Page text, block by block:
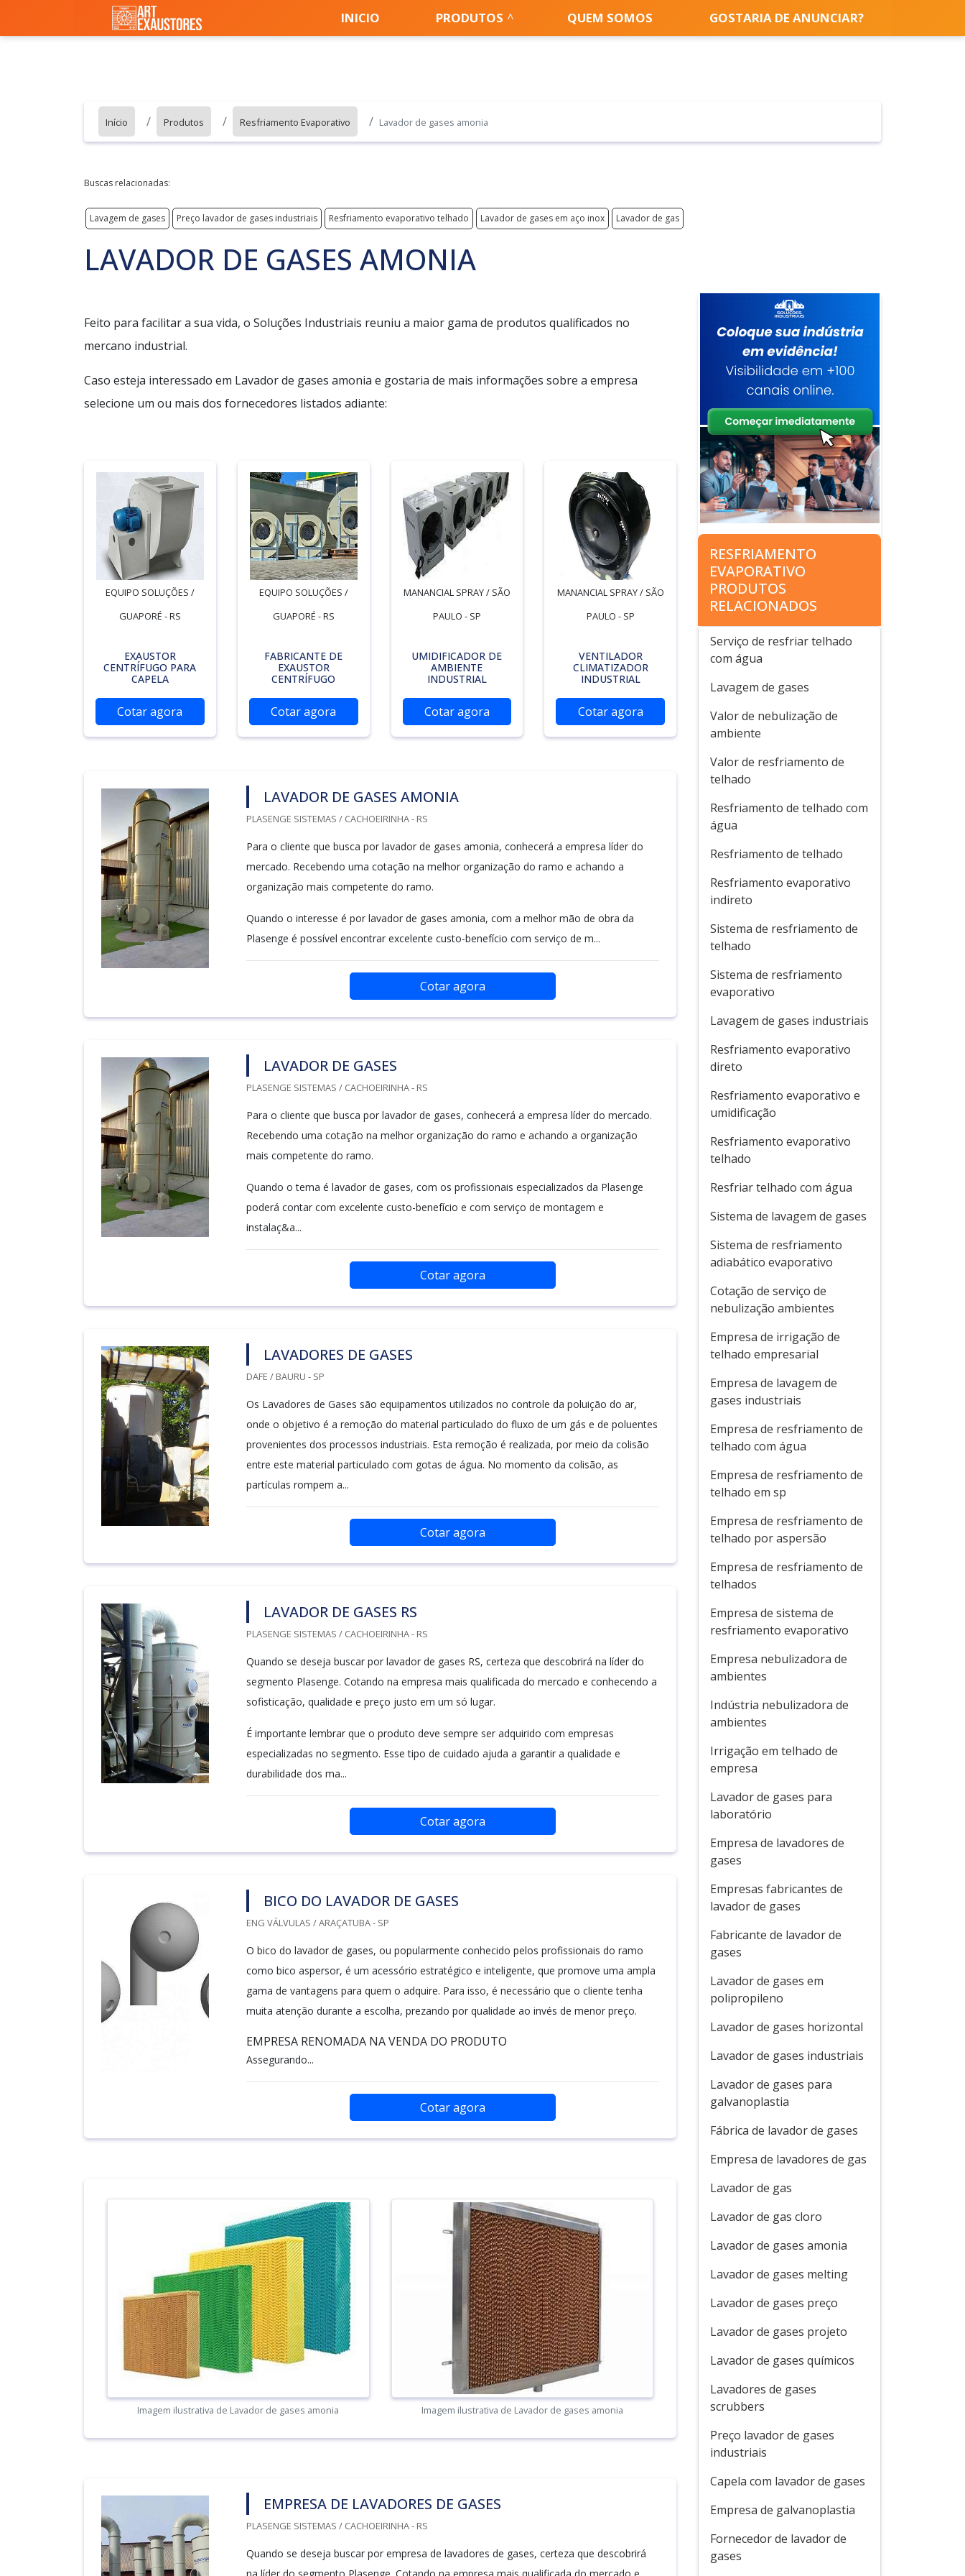
INICIO PRODUTOS QUEM SOMOS GOSTARIA DE ANUNCIAR?
Início Produtos Resfriamento Evaporativo Lavador de gases amonia
Buscas relacionadas:
Lavagem de gases Preço lavador de gases industriais Resfriamento evaporativo telhado Lavador de gases em aço inox Lavador de gas
LAVADOR DE GASES AMONIA
Feito para facilitar a sua vida, o Soluções Industriais reuniu a maior gama de produtos qualificados no
mercano industrial.
Caso esteja interessado em Lavador de gases amonia e gostaria de mais informações sobre a empresa
selecione um ou mais dos fornecedores listados adiante:
EQUIPO SOLUÇÕES /
GUAPORÉ - RS
EXAUSTOR
CENTRÍFUGO PARA
CAPELA
Cotar agora
EQUIPO SOLUÇÕES /
GUAPORÉ - RS
FABRICANTE DE
EXAUSTOR
CENTRÍFUGO
Cotar agora
MANANCIAL SPRAY / SÃO
PAULO - SP
UMIDIFICADOR DE
AMBIENTE
INDUSTRIAL
Cotar agora
MANANCIAL SPRAY / SÃO
PAULO - SP
VENTILADOR
CLIMATIZADOR
INDUSTRIAL
Cotar agora
LAVADOR DE GASES AMONIA
PLASENGE SISTEMAS / CACHOEIRINHA - RS
Para o cliente que busca por lavador de gases amonia, conhecerá a empresa líder do
mercado. Recebendo uma cotação na melhor organização do ramo e achando a
organização mais competente do ramo.
Quando o interesse é por lavador de gases amonia, com a melhor mão de obra da
Plasenge é possível encontrar excelente custo-benefício com serviço de m...
Cotar agora
LAVADOR DE GASES
PLASENGE SISTEMAS / CACHOEIRINHA - RS
Para o cliente que busca por lavador de gases, conhecerá a empresa líder do mercado.
Recebendo uma cotação na melhor organização do ramo e achando a organização
mais competente do ramo.
Quando o tema é lavador de gases, com os profissionais especializados da Plasenge
poderá contar com excelente custo-benefício e com serviço de montagem e
instalaç&a...
Cotar agora
LAVADORES DE GASES
DAFE / BAURU - SP
Os Lavadores de Gases são equipamentos utilizados no controle da poluição do ar,
onde o objetivo é a remoção do material particulado do fluxo de um gás e de poluentes
provenientes dos processos industriais. Esta remoção é realizada, por meio da colisão
entre este material particulado com gotas de água. No momento da colisão, as
partículas rompem a...
Cotar agora
LAVADOR DE GASES RS
PLASENGE SISTEMAS / CACHOEIRINHA - RS
Quando se deseja buscar por lavador de gases RS, certeza que descobrirá na líder do
segmento Plasenge. Cotando na empresa mais qualificada do mercado e conhecendo a
sofisticação, qualidade e preço justo em um só lugar.
É importante lembrar que o produto deve sempre ser adquirido com empresas
especializadas no segmento. Esse tipo de cuidado ajuda a garantir a qualidade e
durabilidade dos ma...
Cotar agora
BICO DO LAVADOR DE GASES
ENG VÁLVULAS / ARAÇATUBA - SP
O bico do lavador de gases, ou popularmente conhecido pelos profissionais do ramo
como bico aspersor, é um acessório estratégico e inteligente, que promove uma ampla
gama de vantagens para quem o adquire. Para isso, é necessário que o cliente tenha
muita atenção durante a escolha, prezando por qualidade ao invés de menor preço.
EMPRESA RENOMADA NA VENDA DO PRODUTO
Assegurando...
Cotar agora
Imagem ilustrativa de Lavador de gases amonia Imagem ilustrativa de Lavador de gases amonia
EMPRESA DE LAVADORES DE GASES
PLASENGE SISTEMAS / CACHOEIRINHA - RS
Quando se deseja buscar por empresa de lavadores de gases, certeza que descobrirá
na líder do segmento Plasenge. Cotando na empresa mais qualificada do mercado e
RESFRIAMENTO
EVAPORATIVO
PRODUTOS
RELACIONADOS
Serviço de resfriar telhado
com água
Lavagem de gases
Valor de nebulização de
ambiente
Valor de resfriamento de
telhado
Resfriamento de telhado com
água
Resfriamento de telhado
Resfriamento evaporativo
indireto
Sistema de resfriamento de
telhado
Sistema de resfriamento
evaporativo
Lavagem de gases industriais
Resfriamento evaporativo
direto
Resfriamento evaporativo e
umidificação
Resfriamento evaporativo
telhado
Resfriar telhado com água
Sistema de lavagem de gases
Sistema de resfriamento
adiabático evaporativo
Cotação de serviço de
nebulização ambientes
Empresa de irrigação de
telhado empresarial
Empresa de lavagem de
gases industriais
Empresa de resfriamento de
telhado com água
Empresa de resfriamento de
telhado em sp
Empresa de resfriamento de
telhado por aspersão
Empresa de resfriamento de
telhados
Empresa de sistema de
resfriamento evaporativo
Empresa nebulizadora de
ambientes
Indústria nebulizadora de
ambientes
Irrigação em telhado de
empresa
Lavador de gases para
laboratório
Empresa de lavadores de
gases
Empresas fabricantes de
lavador de gases
Fabricante de lavador de
gases
Lavador de gases em
polipropileno
Lavador de gases horizontal
Lavador de gases industriais
Lavador de gases para
galvanoplastia
Fábrica de lavador de gases
Empresa de lavadores de gas
Lavador de gas
Lavador de gas cloro
Lavador de gases amonia
Lavador de gases melting
Lavador de gases preço
Lavador de gases projeto
Lavador de gases químicos
Lavadores de gases
scrubbers
Preço lavador de gases
industriais
Capela com lavador de gases
Empresa de galvanoplastia
Fornecedor de lavador de
gases